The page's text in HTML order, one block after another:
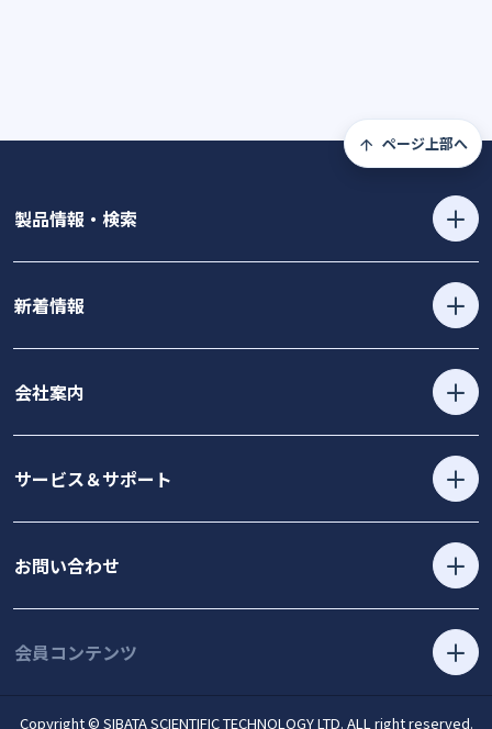
ページ上部へ
製品情報・検索
新着情報
会社案内
サービス＆サポート
お問い合わせ
会員コンテンツ
Copyright © SIBATA SCIENTIFIC TECHNOLOGY LTD. ALL right reserved.